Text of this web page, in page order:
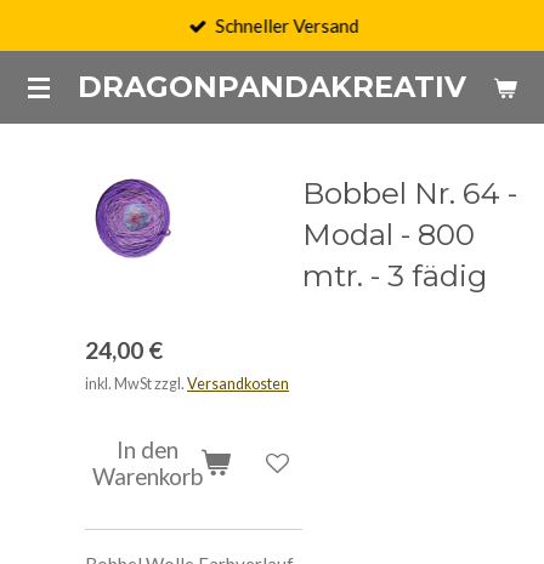
springenDRAGONPANDAKREATIV
Schneller Versand
Bobbel Nr. 64 -
Modal - 800
mtr. - 3 fädig
24,00 €
inkl. MwSt zzgl. Versandkosten
In den
Warenkorb